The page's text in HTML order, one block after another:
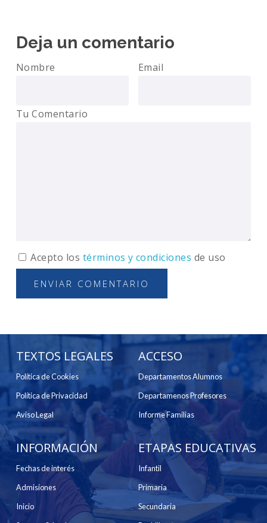
Deja un comentario
Nombre Email
Tu Comentario
Acepto los términos y condiciones de uso
TEXTOS LEGALES
Política de Cookies
Política de Privacidad
Aviso Legal
ACCESO
Departamentos Alumnos
Departamenos Profesores
Informe Familias
INFORMACIÓN
Fechas de interés
Admisiones
Inicio
ETAPAS EDUCATIVAS
Infantil
Primaria
Secundaria